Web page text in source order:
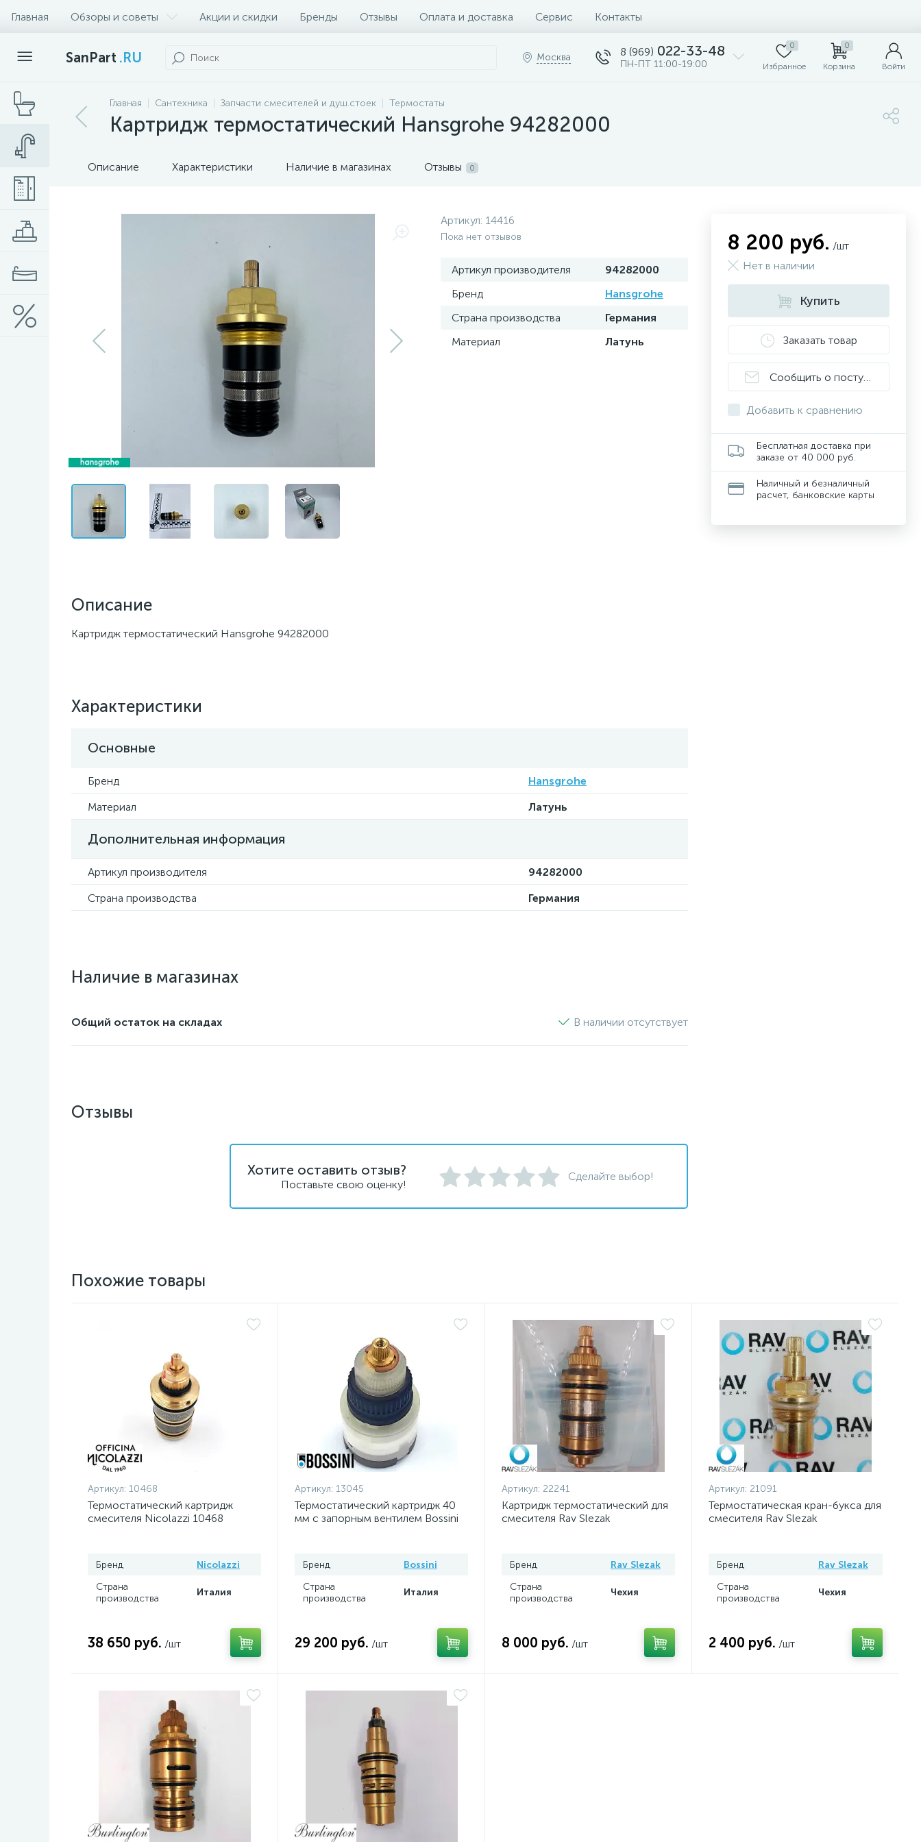
Главная Обзоры и советы Акции и скидки Бренды Отзывы Оплата и доставка Сервис Контакты
SanPart .RU Москва 8 (969) 022-33-48
ПН-ПТ 11:00-19:00
0
Избранное
0
Корзина Войти
Главная Сантехника Запчасти смесителей и душ.стоек Термостаты
Картридж термостатический Hansgrohe 94282000
Описание Характеристики Наличие в магазинах Отзывы 0
Артикул: 14416
Пока нет отзывов
Артикул производителя
94282000
Бренд
Hansgrohe
Страна производства
Германия
Материал
Латунь
Описание
Картридж термостатический Hansgrohe 94282000
Характеристики
Основные
Бренд
Hansgrohe
Материал
Латунь
Дополнительная информация
Артикул производителя
94282000
Страна производства
Германия
Наличие в магазинах
Общий остаток на складах В наличии отсутствует
8 200 руб. /шт
Нет в наличии
Купить
Заказать товар
Сообщить о поступлении
Добавить к сравнению
Бесплатная доставка при
заказе от 40 000 руб.
Наличный и безналичный
расчет, банковские карты
Отзывы
Хотите оставить отзыв?
Поставьте свою оценку!
Сделайте выбор!
Похожие товары
Артикул: 10468
Термостатический картридж
смесителя Nicolazzi 10468
Бренд
Nicolazzi
Страна
производства
Италия
38 650 руб. /шт
Артикул: 13045
Термостатический картридж 40
мм с запорным вентилем Bossini
Бренд
Bossini
Страна
производства
Италия
29 200 руб. /шт
Артикул: 22241
Картридж термостатический для
смесителя Rav Slezak
Бренд
Rav Slezak
Страна
производства
Чехия
8 000 руб. /шт
Артикул: 21091
Термостатическая кран-букса для
смесителя Rav Slezak
Бренд
Rav Slezak
Страна
производства
Чехия
2 400 руб. /шт